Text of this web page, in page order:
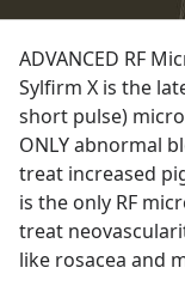
ADVANCED RF
Sylfirm X is the
short pulse)
ONLY abnormal
treat increased
is the only RF
treat
like rosacea and